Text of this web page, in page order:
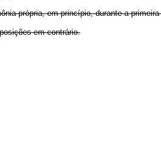
própria, em princípio, durante a
em contrário.